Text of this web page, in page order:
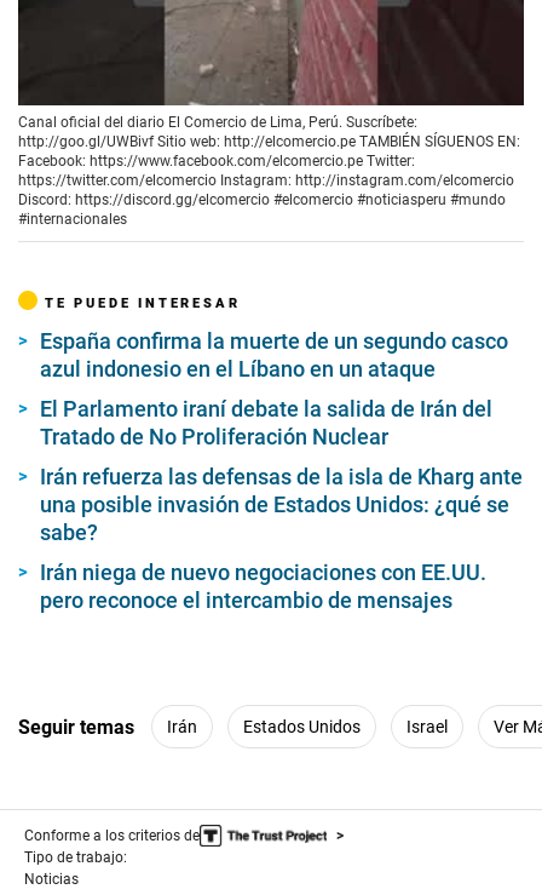
Canal oficial del diario El Comercio de Lima, Perú. Suscríbete:
http://goo.gl/UWBivf Sitio web: http://elcomercio.pe TAMBIÉN SÍGUENOS EN:
Facebook: https://www.facebook.com/elcomercio.pe Twitter:
https://twitter.com/elcomercio Instagram: http://instagram.com/elcomercio
Discord: https://discord.gg/elcomercio #elcomercio #noticiasperu #mundo
#internacionales
TE PUEDE INTERESAR
España confirma la muerte de un segundo casco
azul indonesio en el Líbano en un ataque
El Parlamento iraní debate la salida de Irán del
Tratado de No Proliferación Nuclear
Irán refuerza las defensas de la isla de Kharg ante
una posible invasión de Estados Unidos: ¿qué se
sabe?
Irán niega de nuevo negociaciones con EE.UU.
pero reconoce el intercambio de mensajes
Seguir temas Irán Estados Unidos Israel Ver
Conforme a los criterios de
Tipo de trabajo:
Noticias